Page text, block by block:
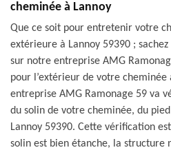
cheminée à Lannoy
Que ce soit pour entretenir votre
extérieure à Lannoy 59390 ;
sur notre entreprise AMG
pour l’extérieur de votre cheminée
entreprise AMG Ramonage 59 va
du solin de votre cheminée, du
Lannoy 59390. Cette vérification
solin est bien étanche, la structure